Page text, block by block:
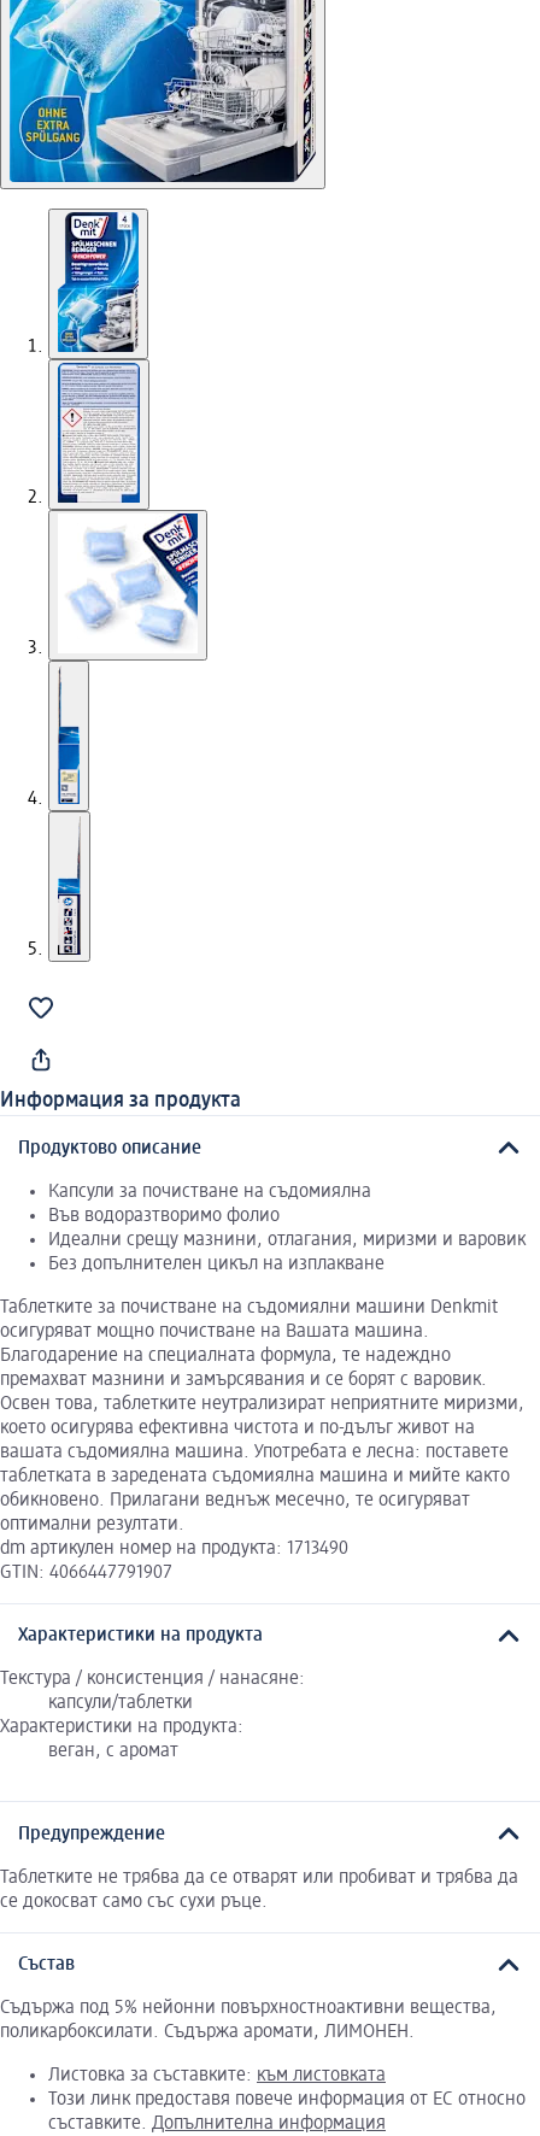
Информация за продукта
Продуктово описание
Капсули за почистване на съдомиялна
Във водоразтворимо фолио
Идеални срещу мазнини, отлагания, миризми и варовик
Без допълнителен цикъл на изплакване
Таблетките за почистване на съдомиялни машини Denkmit
осигуряват мощно почистване на Вашата машина.
Благодарение на специалната формула, те надеждно
премахват мазнини и замърсявания и се борят с варовик.
Освен това, таблетките неутрализират неприятните миризми,
което осигурява ефективна чистота и по-дълъг живот на
вашата съдомиялна машина. Употребата е лесна: поставете
таблетката в заредената съдомиялна машина и мийте както
обикновено. Прилагани веднъж месечно, те осигуряват
оптимални резултати.
dm артикулен номер на продукта: 1713490
GTIN: 4066447791907
Характеристики на продукта
Текстура / консистенция / нанасяне:
капсули/таблетки
Характеристики на продукта:
веган, с аромат
Предупреждение
Таблетките не трябва да се отварят или пробиват и трябва да
се докосват само със сухи ръце.
Състав
Съдържа под 5% нейонни повърхностноактивни вещества,
поликарбоксилати. Съдържа аромати, ЛИМОНЕН.
Листовка за съставките: към листовката
Този линк предоставя повече информация от ЕС относно
съставките. Допълнителна информация